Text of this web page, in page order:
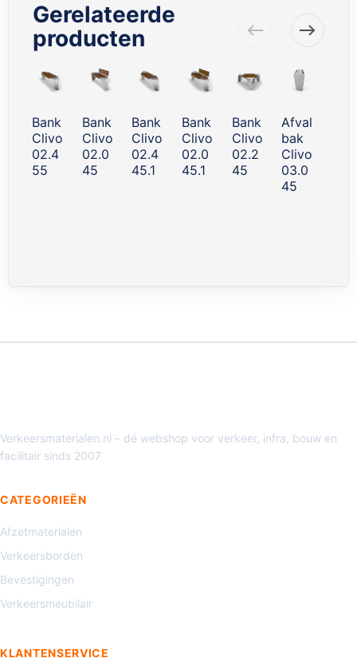
Gerelateerde
producten
carousel
Bank
Clivo
02.4
55
Bank
Clivo
02.0
45
Bank
Clivo
02.4
45.1
Bank
Clivo
02.0
45.1
Bank
Clivo
02.2
45
Afval
bak
Clivo
03.0
45
Verkeersmaterialen.nl – dé webshop voor verkeer, infra, bouw en
facilitair sinds 2007
CATEGORIEËN
Afzetmaterialen
Verkeersborden
Bevestigingen
Verkeersmeubilair
KLANTENSERVICE